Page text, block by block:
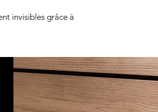
invisibles grâce à